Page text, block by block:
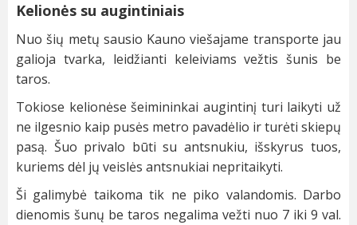
Kelionės su augintiniais
Nuo šių metų sausio Kauno viešajame transporte jau
galioja tvarka, leidžianti keleiviams vežtis šunis be
taros.
Tokiose kelionėse šeimininkai augintinį turi laikyti už
ne ilgesnio kaip pusės metro pavadėlio ir turėti skiepų
pasą. Šuo privalo būti su antsnukiu, išskyrus tuos,
kuriems dėl jų veislės antsnukiai nepritaikyti.
Ši galimybė taikoma tik ne piko valandomis. Darbo
dienomis šunų be taros negalima vežti nuo 7 iki 9 val.